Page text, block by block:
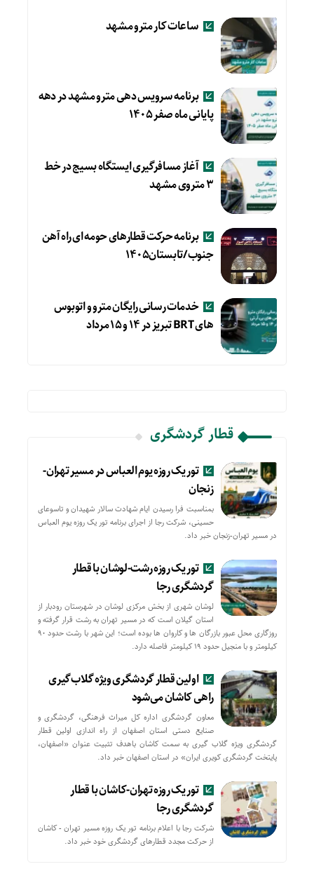
ساعات کار مترو مشهد
برنامه سرویس دهی مترو مشهد در دهه
پایانی ماه صفر ۱۴۰۵
آغاز مسافرگیری ایستگاه بسیج در خط
۳ متروی مشهد
برنامه حرکت قطارهای حومه ای راه آهن
جنوب/تابستان۱۴۰۵
خدمات رسانی رایگان مترو و اتوبوس
های BRT تبریز در ۱۴ و ۱۵ مرداد
قطار گردشگری
تور یک روزه یوم العباس در مسیر تهران-
زنجان
بمناسبت فرا رسیدن ایام شهادت سالار شهیدان و تاسوعای
حسینی، شرکت رجا از اجرای برنامه تور یک روزه یوم العباس
در مسیر تهران-زنجان خبر داد.
تور یک روزه رشت-لوشان با قطار
گردشگری رجا
لوشان شهری از بخش مرکزی لوشان در شهرستان رودبار از
استان گیلان است که در مسیر تهران به رشت قرار گرفته و
روزگاری محل عبور بازرگان ها و کاروان ها بوده است؛ این شهر با رشت حدود ۹۰
کیلومتر و با منجیل حدود ۱۹ کیلومتر فاصله دارد.
اولین قطار گردشگری ویژه گلاب‌گیری
راهی کاشان می‌شود
معاون گردشگری اداره کل میراث فرهنگی، گردشگری و
صنایع دستی استان اصفهان از راه اندازی اولین قطار
گردشگری ویژه گلاب گیری به سمت کاشان باهدف تثبیت عنوان «اصفهان،
پایتخت گردشگری کویری ایران» در استان اصفهان خبر داد.
تور یک روزه تهران-کاشان با قطار
گردشگری رجا
شرکت رجا با اعلام برنامه تور یک روزه مسیر تهران - کاشان
از حركت مجدد قطارهای گردشگری خود خبر داد.